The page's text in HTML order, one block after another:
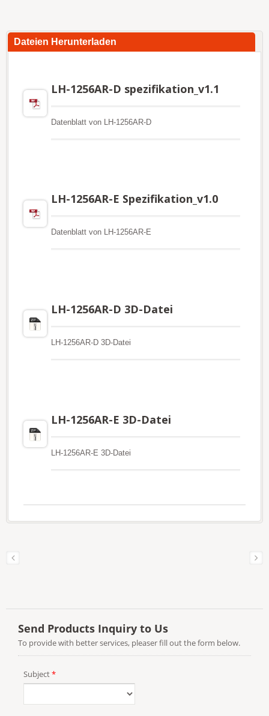
Dateien Herunterladen
LH-1256AR-D spezifikation_v1.1
Datenblatt von LH-1256AR-D
LH-1256AR-E Spezifikation_v1.0
Datenblatt von LH-1256AR-E
LH-1256AR-D 3D-Datei
LH-1256AR-D 3D-Datei
LH-1256AR-E 3D-Datei
LH-1256AR-E 3D-Datei